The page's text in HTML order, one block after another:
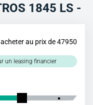
1845 LS -
au prix de 47950
un leasing financier